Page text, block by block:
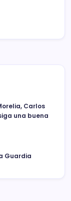
Carlos
una buena
Guardia